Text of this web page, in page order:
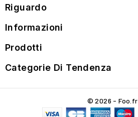
Riguardo
Informazioni
Prodotti
Categorie Di Tendenza
© 2026 - Foo.fr